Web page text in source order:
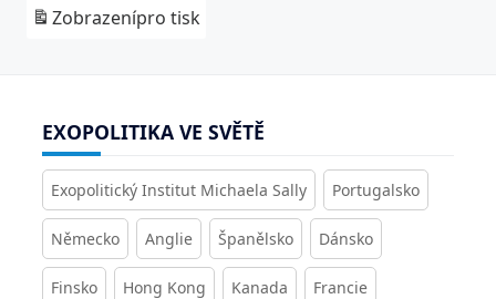
Zobrazenípro tisk
EXOPOLITIKA VE SVĚTĚ
Exopolitický Institut Michaela Sally Portugalsko
Německo Anglie Španělsko Dánsko
Finsko Hong Kong Kanada Francie